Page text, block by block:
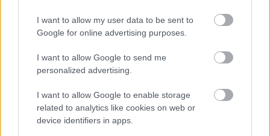
I want to allow my user data to be sent to
Google for online advertising purposes.
I want to allow Google to send me
personalized advertising.
I want to allow Google to enable storage
related to analytics like cookies on web or
device identifiers in apps.
Bemutatkozott az Until Dawn 2
| 2026.06.03 00:32
Egy évtizeddel az első vérfagyasztó éjszaka után kezdődik a